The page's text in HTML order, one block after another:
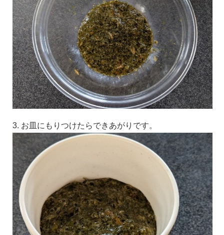
3. お皿にもりつけたらできあがりです。